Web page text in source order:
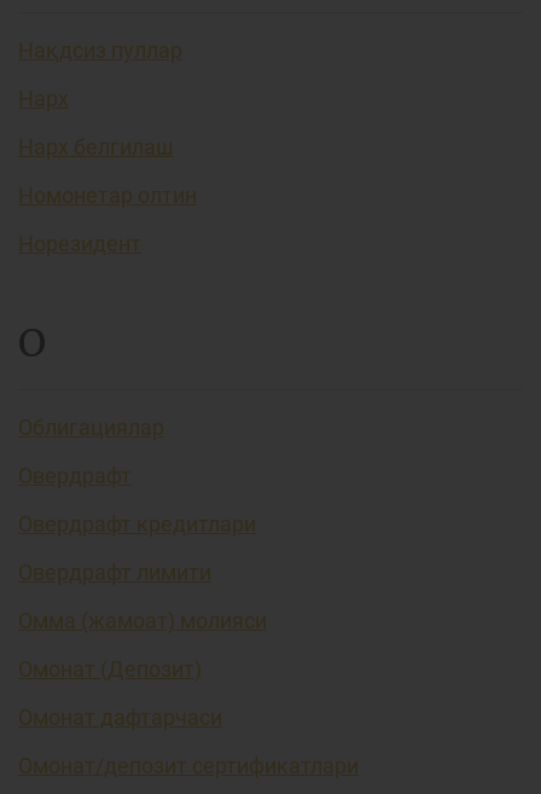
Нақдсиз пуллар
Нарх
Нарх белгилаш
Номонетар олтин
Норезидент
О
Облигациялар
Овердрафт
Овердрафт кредитлари
Овердрафт лимити
Омма (жамоат) молияси
Омонат (Депозит)
Омонат дафтарчаси
Омонат/депозит сертификатлари